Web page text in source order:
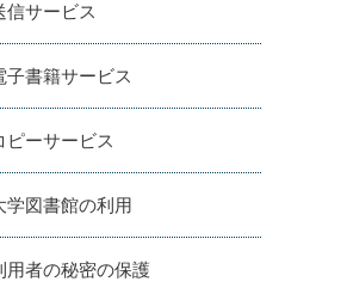
信サービス
子書籍サービス
ピーサービス
学図書館の利用
用者の秘密の保護